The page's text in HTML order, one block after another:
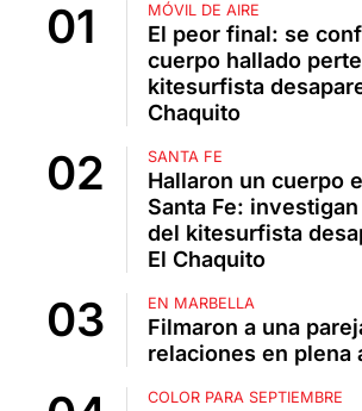
MÓVIL DE AIRE
El peor final: se
cuerpo hallado
kitesurfista
Chaquito
SANTA FE
Hallaron un cuerpo
Santa Fe:
del kitesurfista
El Chaquito
EN MARBELLA
Filmaron a una
relaciones en plena
COLOR PARA SEPTIEMBRE